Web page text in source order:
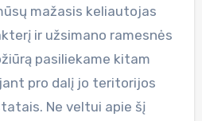
mažasis keliautojas
ir užsimano ramesnės
pasiliekame kitam
pro dalį jo teritorijos
Ne veltui apie šį